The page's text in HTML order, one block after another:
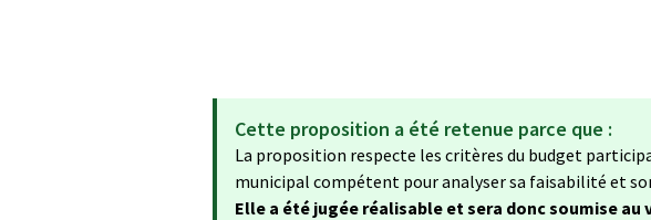
Cette proposition a été retenue parce que :
La proposition respecte les critères du budget
municipal compétent pour analyser sa faisabilité et
Elle a été jugée réalisable et sera donc soumise au